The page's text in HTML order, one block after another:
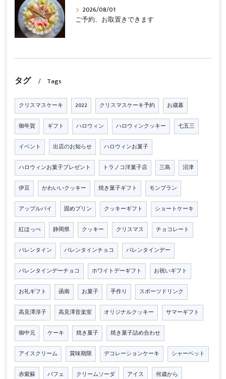
2026/08/01
ご予約、お取置きできます
タグ Tags
クリスマスケーキ 2022 クリスマスケーキ予約 お歳暮
御年賀 ギフト ハロウィン ハロウィンクッキー 七五三
イベント 出店のお知らせ ハロウィンお菓子
ハロウィンお菓子プレゼント トラノコ洋菓子店 三島 沼津
伊豆 かわいいクッキー 焼き菓子ギフト モンブラン
アップルパイ 固めプリン クッキーギフト ショートケーキ
紅ほっぺ 静岡県 クッキー クリスマス チョコレート
バレンタイン バレンタインチョコ バレンタインデー
バレンタインデーチョコ ホワイトデーギフト お祝いギフト
お礼ギフト 函南 お菓子 手作り スポーツドリンク
高見澤淳子 高見澤音楽室 オリジナルクッキー サマーギフト
御中元 ケーキ 焼き菓子 焼き菓子詰め合わせ
アイスクリーム 賞味期限 デコレーションケーキ シャーベット
赤紫蘇 パフェ クリームソーダ アイス 何歳から